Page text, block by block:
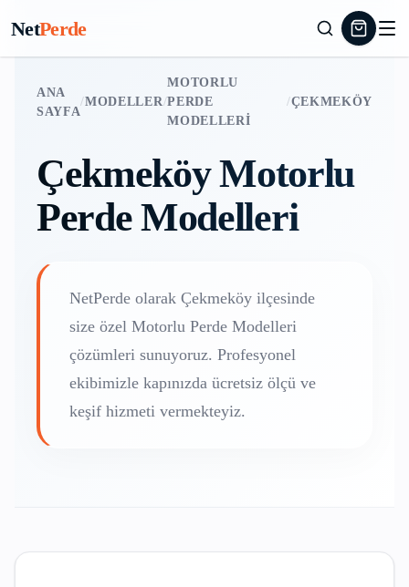
NetPerde
ANA
SAYFA
/MODELLER/
MOTORLU
PERDE
MODELLERI
/ÇEKMEKÖY
ÇekmeköyMotorlu
Perde Modelleri
NetPerde olarak Çekmeköy ilçesinde
size özel Motorlu Perde Modelleri
çözümleri sunuyoruz. Profesyonel
ekibimizle kapınızda ücretsiz ölçü ve
keşif hizmeti vermekteyiz.